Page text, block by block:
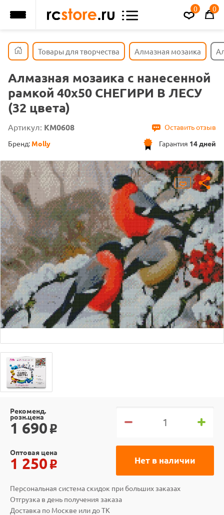
0 0
Товары для творчества Алмазная мозаика
Алмазная мозаика с нанесенной
рамкой 40х50 СНЕГИРИ В ЛЕСУ
(32 цвета)
Артикул: KM0608
Оставить отзыв
Гарантия 14 дней
Бренд: Molly
Рекоменд.
розн.цена
1 690 o
Нет в наличии
Оптовая цена
1 250 o
Персональная система скидок при больших заказах
Отгрузка в день получения заказа
Доставка по Москве или до ТК